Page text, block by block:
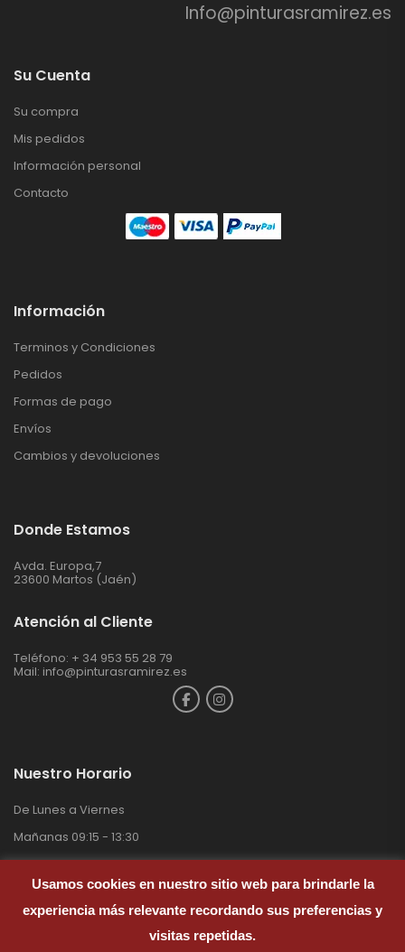
Info@pinturasramirez.es
Su Cuenta
Su compra
Mis pedidos
Información personal
Contacto
Información
Terminos y Condiciones
Pedidos
Formas de pago
Envíos
Cambios y devoluciones
Donde Estamos
Avda. Europa,7
23600 Martos (Jaén)
Atención al Cliente
Teléfono: + 34 953 55 28 79
Mail: info@pinturasramirez.es
Nuestro Horario
De Lunes a Viernes
Mañanas 09:15 - 13:30
Tardes 17:00 - 20.00
Sábados 09:30 – 13:00
Domingos Cerrado
Usamos cookies en nuestro sitio web para brindarle la
experiencia más relevante recordando sus preferencias y
visitas repetidas.